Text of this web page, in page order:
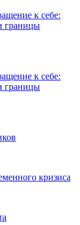
к себе:
границы
к себе:
границы
кризиса